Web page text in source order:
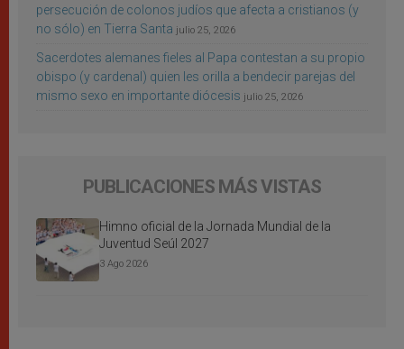
persecución de colonos judíos que afecta a cristianos (y
no sólo) en Tierra Santa julio 25, 2026
Sacerdotes alemanes fieles al Papa contestan a su propio
obispo (y cardenal) quien les orilla a bendecir parejas del
mismo sexo en importante diócesis julio 25, 2026
PUBLICACIONES MÁS VISTAS
Himno oficial de la Jornada Mundial de la
Juventud Seúl 2027
3 Ago 2026